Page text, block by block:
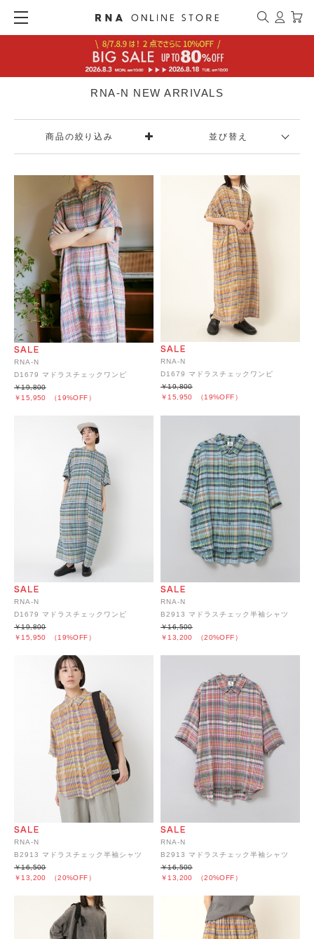
RNA-N NEW ARRIVALS
商品の絞り込み 並び替え
RNA-N
D1679 マドラスチェックワンピ
￥15,950 （19%OFF）
￥19,800
RNA-N
D1679 マドラスチェックワンピ
￥15,950 （19%OFF）
￥19,800
RNA-N
D1679 マドラスチェックワンピ
￥15,950 （19%OFF）
￥19,800
RNA-N
B2913 マドラスチェック半袖シャツ
￥13,200 （20%OFF）
￥16,500
RNA-N
B2913 マドラスチェック半袖シャツ
￥13,200 （20%OFF）
￥16,500
RNA-N
B2913 マドラスチェック半袖シャツ
￥13,200 （20%OFF）
￥16,500